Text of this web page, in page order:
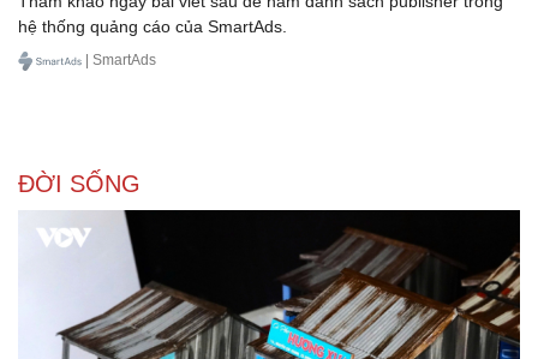
hệ thống quảng cáo của SmartAds.
| SmartAds
ĐỜI SỐNG